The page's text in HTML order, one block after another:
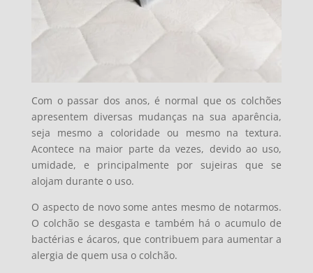
Com o passar dos anos, é normal que os colchões
apresentem diversas mudanças na sua aparência,
seja mesmo a coloridade ou mesmo na textura.
Acontece na maior parte da vezes, devido ao uso,
umidade, e principalmente por sujeiras que se
alojam durante o uso.
O aspecto de novo some antes mesmo de notarmos.
O colchão se desgasta e também há o acumulo de
bactérias e ácaros, que contribuem para aumentar a
alergia de quem usa o colchão.